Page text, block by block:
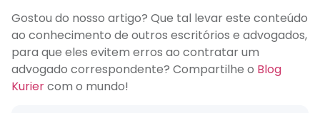
Gostou do nosso artigo? Que tal levar este conteúdo
ao conhecimento de outros escritórios e advogados,
para que eles evitem erros ao contratar um
advogado correspondente? Compartilhe o Blog
Kuriercom o mundo!